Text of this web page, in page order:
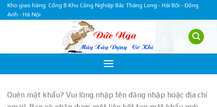
Skip
to
Kho giao hàng: Cổng B Khu Công Nghiệp Bắc Thăng Long - Hải Bối - Đông
Anh - Hà Nội
Quên mật khẩu? Vui lòng nhập tên đăng nhập hoặc địa chỉ